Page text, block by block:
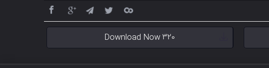
Download Now 320